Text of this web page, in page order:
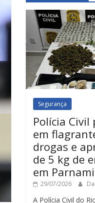
Segurança
Polícia Civil
em
drogas e
de 5 kg de
em
29/07/2026
A Polícia Civil do